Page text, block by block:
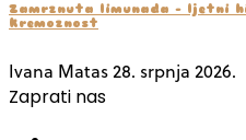
Zamrznuta limunada – ljetni
kremoznost
Ivana Matas28. srpnja 2026.
Zaprati nas